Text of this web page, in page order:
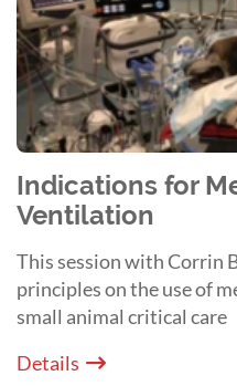
Indications for
Ventilation
This session with Corrin
principles on the use of
small animal critical care
Details